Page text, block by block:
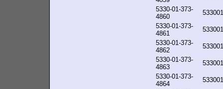
5330-01-373-
4860
5330-01-373-
4861
5330-01-373-
4862
5330-01-373-
4863
5330-01-373-
4864